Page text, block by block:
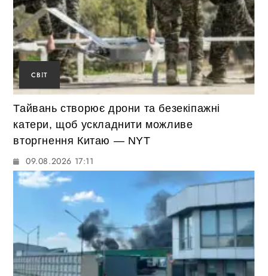
СВІТ
Тайвань створює дрони та безекіпажні
катери, щоб ускладнити можливе
вторгнення Китаю — NYT
09.08.2026 17:11